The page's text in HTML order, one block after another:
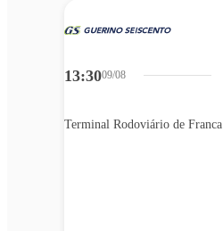
13:3009/08
Terminal Rodoviário de Franca